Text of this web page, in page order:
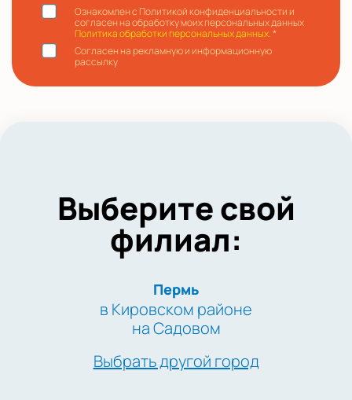
Ознакомлен с Политикой конфиденциальности и
согласен на обработку моих персональных данных
Политика обработки персональных данных.*
Согласен на рекламную и информационную
рассылку
Выберите свой
филиал:
Пермь
в Кировском районе
на Садовом
Выбрать другой город